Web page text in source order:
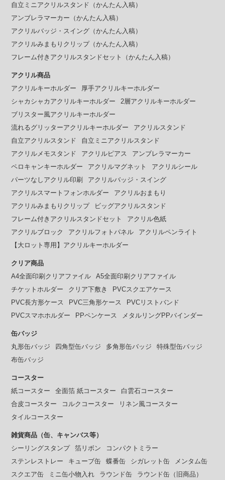
自立ミニアクリルスタンド（かんたん入稿）
アンブレラマーカー（かんたん入稿）
アクリルバッジ・スイング（かんたん入稿）
アクリルみまもりクリップ（かんたん入稿）
フレーム付きアクリルスタンドセット（かんたん入稿）
アクリル商品
アクリルキーホルダー
厚手アクリルキーホルダー
シャカシャカアクリルキーホルダー
2層アクリルキーホルダー
ブリスター風アクリルキーホルダー
流れるグリッターアクリルキーホルダー
アクリルスタンド
自立アクリルスタンド
自立ミニアクリルスタンド
アクリルメモスタンド
アクリルピアス
アンブレラマーカー
ペロキャンキーホルダー
アクリルマグネット
アクリルシール
パーツなしアクリル印刷
アクリルバッジ・スイング
アクリルスマートフォンホルダー
アクリルおまもり
アクリルみまもりクリップ
ビッグアクリルスタンド
フレーム付きアクリルスタンドセット
アクリル色紙
アクリルブロック
アクリルフォトパネル
アクリルペンライト
【大ロット専用】アクリルキーホルダー
クリア商品
A4全面印刷クリアファイル
A5全面印刷クリアファイル
チケットホルダー
クリア下敷き
PVCスクエアケース
PVC長方形ケース
PVC三角形ケース
PVCリストバンド
PVCスマホホルダー
PPペンケース メタルリングPPバインダー
缶バッジ
丸形缶バッジ
四角型缶バッジ 多角形缶バッジ
特殊型缶バッジ
布缶バッジ
コースター
紙コースター
全面箔 紙コースター
白雲石コースター
合皮コースター
コルクコースター
リネン風コースター
タイルコースター
雑貨商品（缶、キャンバス等）
シーリングスタンプ
箔リボン
コンパクトミラー
ステンレストレー
キューブ缶 蝶番缶 シガレット缶
メンタム缶
スクエア缶
ミニ缶小物入れ ラウンド缶
ラウンド缶（旧商品）